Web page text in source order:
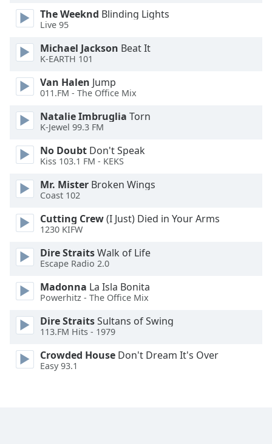
Caption
Area
Color
Opacity
Font
Edge
Style
Font
Family
Reset
Done
Modal
Dialog
dialog
The Weeknd Blinding Lights
Live 95
Michael Jackson Beat It
K-EARTH 101
Van Halen Jump
011.FM - The Office Mix
Natalie Imbruglia Torn
K-Jewel 99.3 FM
No Doubt Don't Speak
Kiss 103.1 FM - KEKS
Mr. Mister Broken Wings
Coast 102
Cutting Crew(I Just) Died in Your Arms
1230 KIFW
Dire StraitsWalk of Life
Escape Radio 2.0
Madonna La Isla Bonita
Powerhitz - The Office Mix
Dire StraitsSultans of Swing
113.FM Hits - 1979
Crowded House Don't Dream It's Over
Easy 93.1